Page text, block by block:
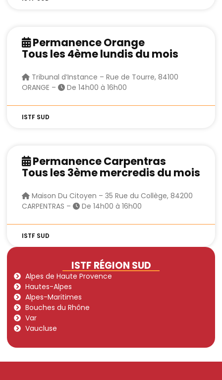
Permanence Orange
Tous les 4ème lundis du mois
Tribunal d’Instance – Rue de Tourre, 84100
ORANGE –
De 14h00 à 16h00
ISTF SUD
Permanence Carpentras
Tous les 3ème mercredis du mois
Maison Du Citoyen – 35 Rue du Collège, 84200
CARPENTRAS –
De 14h00 à 16h00
ISTF SUD
ISTF RÉGION SUD
Alpes de Haute Provence
Hautes-Alpes
Alpes-Maritimes
Bouches du Rhône
Var
Vaucluse